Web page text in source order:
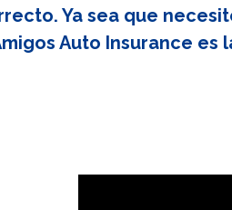
Ya sea que
Auto Insurance es